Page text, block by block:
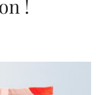
!